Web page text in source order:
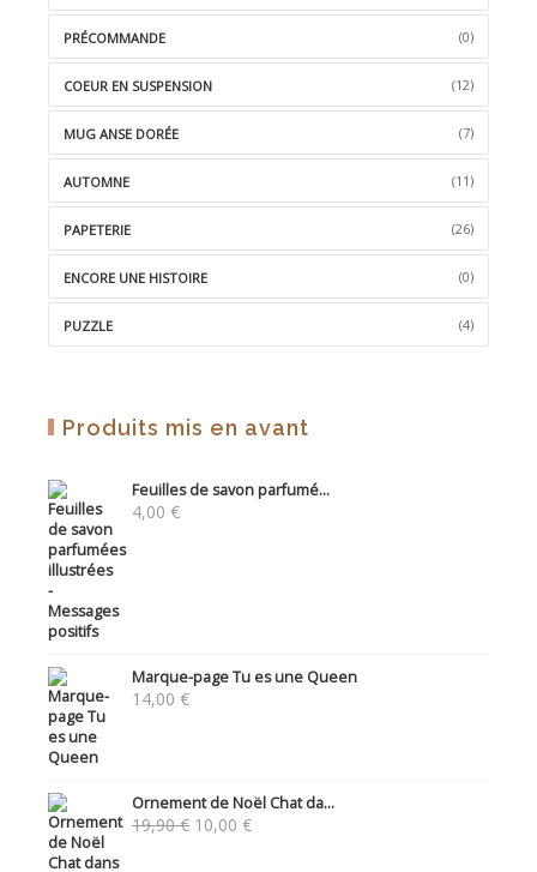
PRÉCOMMANDE (0)
COEUR EN SUSPENSION (12)
MUG ANSE DORÉE (7)
AUTOMNE (11)
PAPETERIE (26)
ENCORE UNE HISTOIRE (0)
PUZZLE (4)
Produits mis en avant
Feuilles de savon parfumé...
4,00 €
Marque-page Tu es une Queen
14,00 €
Ornement de Noël Chat da...
19,90€ Le
10,00 €Le